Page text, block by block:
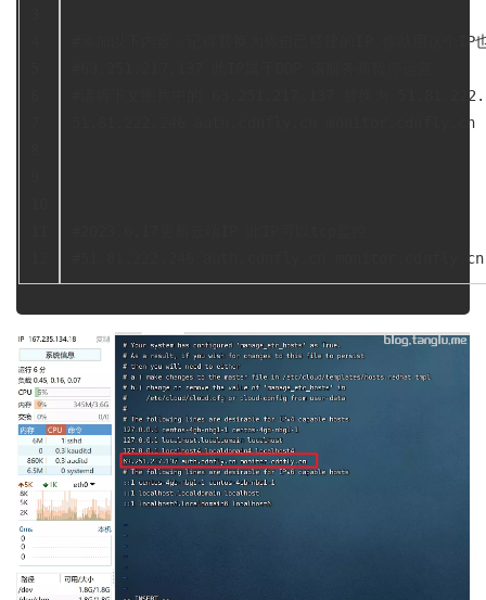
#添加以下内容，记得替换为你自己搭建的IP 你就用这个IP
#请将下文图片中的 63.251.217.137 替换为
51.81.222.246 auth.cdnfly.cn monitor.cdnfly.cn
#51.81.222.246 auth.cdnfly.cn monitor.cdnfly.cn